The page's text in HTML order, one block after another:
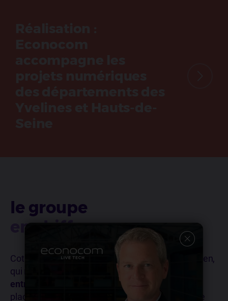
le groupe
en chiffres
Coté en bourse, Econocom est un groupe européen,
qui met en œuvre
la transformation digitale des
entreprises
et des organisations publiques en
plaçant les utilisateurs finaux au coeur de chaque